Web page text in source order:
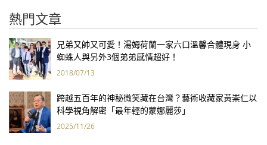
熱門文章
兄弟又帥又可愛！湯姆荷蘭一家六口溫馨合體現身 小
蜘蛛人與另外3個弟弟感情超好！
2018/07/13
跨越五百年的神秘微笑藏在台灣？藝術收藏家黃崇仁以
科學視角解密「最年輕的蒙娜麗莎」
2025/11/26